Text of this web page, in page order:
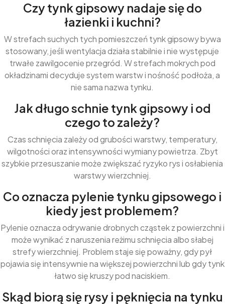
Czy tynk gipsowy nadaje się do
łazienki i kuchni?
W strefach suchych tych pomieszczeń tynk gipsowy bywa
stosowany, jeśli wentylacja działa stabilnie i nie występuje
trwałe zawilgocenie przegród. W strefach mokrych pod
okładzinami decyduje system warstw i nośność podłoża, a
nie sama nazwa tynku.
Jak długo schnie tynk gipsowy i od
czego to zależy?
Czas schnięcia zależy od grubości warstwy, temperatury,
wilgotności oraz intensywności wymiany powietrza. Zbyt
szybkie przesuszanie może zwiększać ryzyko rys i osłabienia
warstwy wierzchniej.
Co oznacza pylenie tynku gipsowego i
kiedy jest problemem?
Pylenie oznacza odrywanie drobnych cząstek z powierzchni i
może wynikać z naruszenia reżimu schnięcia albo słabej
strefy wierzchniej. Problem staje się poważny, gdy pył
pojawia się intensywnie na większej powierzchni lub gdy tynk
łatwo się kruszy pod naciskiem.
Skąd biorą się rysy i pęknięcia na tynku